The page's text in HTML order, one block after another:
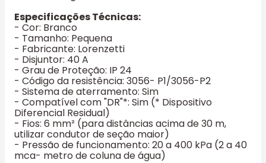
Especificações Técnicas:
- Cor: Branco
- Tamanho: Pequena
- Fabricante: Lorenzetti
- Disjuntor: 40 A
- Grau de Proteção: IP 24
- Código da resistência: 3056- P1/3056-P2
- Sistema de aterramento: Sim
- Compatível com "DR"*: Sim (* Dispositivo
Diferencial Residual)
- Fios: 6 mm² (para distâncias acima de 30 m,
utilizar condutor de seção maior)
- Pressão de funcionamento: 20 a 400 kPa (2 a 40
mca- metro de coluna de água)